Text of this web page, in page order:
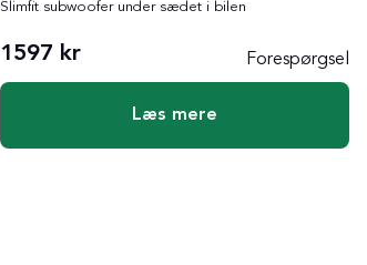
Slimfit subwoofer under sædet i bilen
1597 kr Forespørgsel
Læs mere